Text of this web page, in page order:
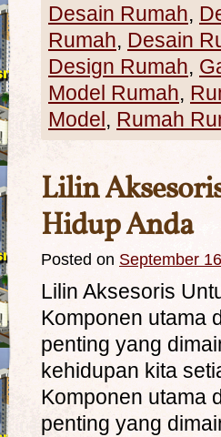
Desain Rumah,
Rumah, Desain
Design Rumah,
Model Rumah,
Model, Rumah
Lilin
Hidup Anda
Posted on September
Lilin Aksesoris
Komponen utama
penting yang
kehidupan kita
Komponen utama
penting yang